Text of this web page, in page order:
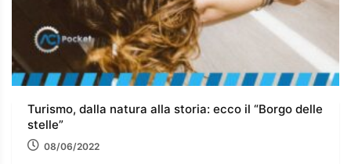
Turismo, dalla natura alla storia: ecco il “Borgo delle
stelle”
08/06/2022